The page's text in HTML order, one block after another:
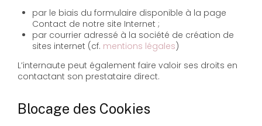
par le biais du formulaire disponible à la page
Contact de notre site Internet ;
par courrier adressé à la société de création de
sites internet (cf. mentions légales)
L’internaute peut également faire valoir ses droits en
contactant son prestataire direct.
Blocage des Cookies